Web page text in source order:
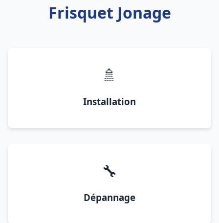
Frisquet Jonage
🚿
Installation
🔧
Dépannage